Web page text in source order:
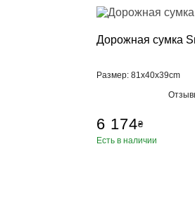
Дорожная сумка
Размер: 81x40x39cm
6 174₴
Есть в наличии